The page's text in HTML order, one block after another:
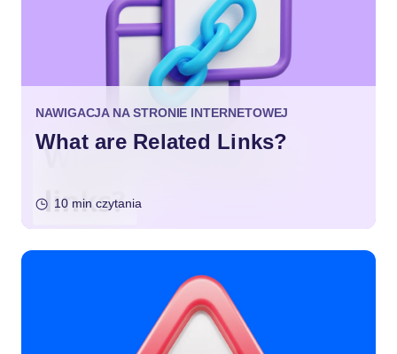
NAWIGACJA NA STRONIE INTERNETOWEJ
What are Related Links?
10 min czytania